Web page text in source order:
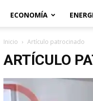
ECONOMÍA
Inicio Artículo patrocinado
ARTÍCULO